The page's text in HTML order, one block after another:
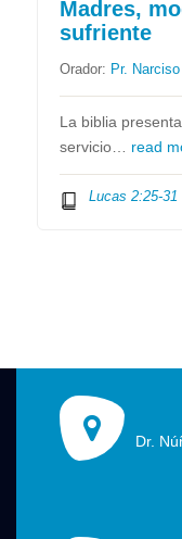
Madres,
sufriente
Orador: Pr.
La biblia
servicio… read
Lucas 2:25-31
Dr.